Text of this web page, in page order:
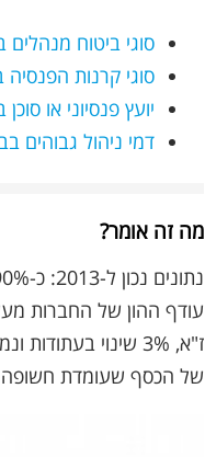
סוגי ביטוח מנהלים
סוגי קרנות
יועץ פנסיוני או
דמי ניהול גבוהים
מה זה אומר?
נתונים נכון ל-2013: כ-90% מהכספים של פוליסות עם מקדמים מובטחים כ- 140 מיליארד נחסכים אצל 5 החברות הגדולות.
עודף ההון של החברות מעל
ז"א, 3% שינוי
של הכסף שעומדת חשופה